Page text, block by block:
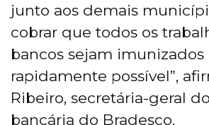
junto aos demais
cobrar que todos os
bancos sejam imunizados
rapidamente possível”,
Ribeiro, secretária-geral
bancária do Bradesco.